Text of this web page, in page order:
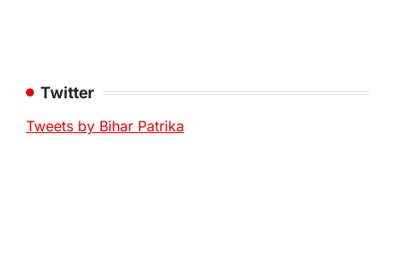
Twitter
Tweets by Bihar Patrika